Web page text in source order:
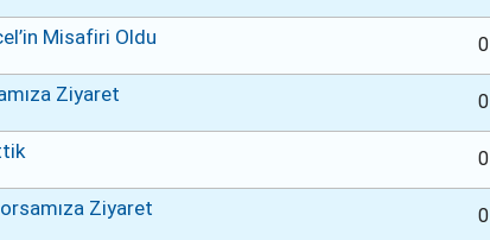
Misafiri Oldu 0
Ziyaret 0
0
Ziyaret 0